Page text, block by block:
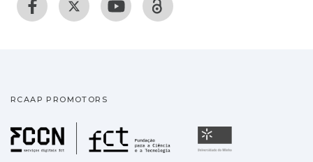
RCAAP PROMOTORS
Fundação para a